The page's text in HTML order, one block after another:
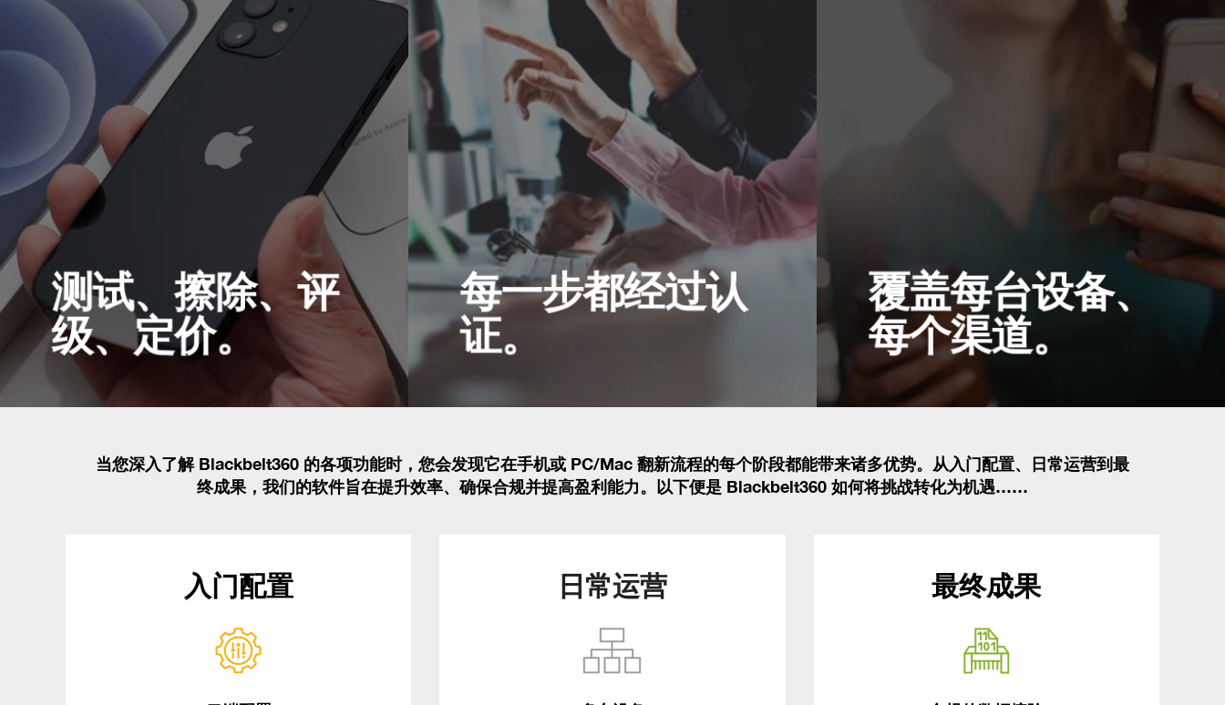
测试、擦除、评
级、定价。
设备生命周期中的四个关键操作环节，尽在同
一平台。
每一步都经过认
证。
每一次测试都会生成一份报告。每一次擦除都
会生成一份证书。每一次评级都会记录在做出
评级的操作员名下。
覆盖每台设备、
每个渠道。
手机、电脑、平板、手表、
理，也可通过全球领先的市场平台进行。
当您深入了解 Blackbelt360 的各项功能时，您会发现它在手机或 PC/Mac 翻新流程的每个阶段都能带来诸多优势。从入门配置、日常运营到最
终成果，我们的软件旨在提升效率、确保合规并提高盈利能力。以下便是 Blackbelt360 如何将挑战转化为机遇……
入门配置 日常运营 最终成果